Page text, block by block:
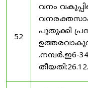
52
വനം
പുതുക്കി
.നമ്പർ.ഇ6-